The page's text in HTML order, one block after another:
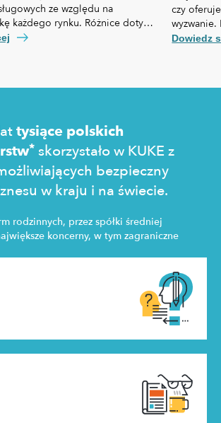
ze względu na
każdego rynku. Różnice dotyczą
prawa czy technologii, ale też,
czy
własną
Dowiedz
tysiące polskich
* skorzystało w KUKE z
bezpieczny
w kraju i na świecie.
rodzinnych, przez spółki średniej
koncerny, w tym zagraniczne